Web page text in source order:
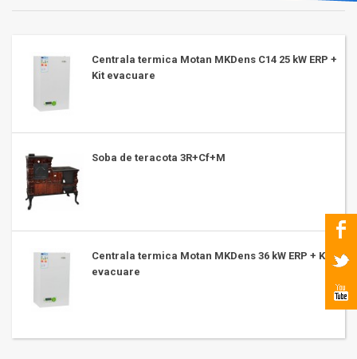
Centrala termica Motan MKDens C14 25 kW ERP +
Kit evacuare
Soba de teracota 3R+Cf+M
Centrala termica Motan MKDens 36 kW ERP + Kit
evacuare